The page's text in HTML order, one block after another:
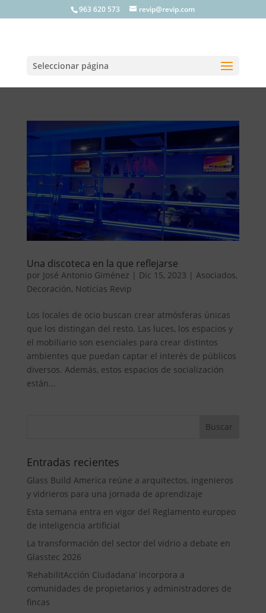
963 620 573 revip@revip.com
Seleccionar página
Una discoteca en la que reflejarse
por José Antonio Giménez | Dic 15, 2023 | Asociados,
Decoración, Noticias Revip
Los locales de ocio buscan crear atmósferas únicas
que los distingan del resto. Las luces, los espacios y
el mobiliario son esenciales para crear distintos
ambientes que puedan captar el interés de públicos
diversos. Además, estos espacios de socialización
están...
Entradas recientes
Glass Build America reúne a arquitectos, ingenieros
y vidrieros para una jornada de aprendizaje
Esta semana entra en vigor del Reglamento europeo
de inteligencia artificial
La transformación del sector del vidrio a debate en
Glasstec 2026
‘RehabilitAcción Ciudadana’ incorpora a
comunidades de propietarios y administradores de
fincas